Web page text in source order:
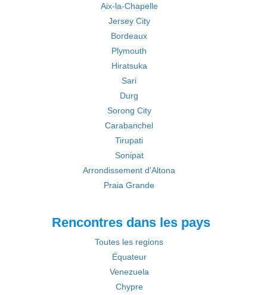
Aix-la-Chapelle
Jersey City
Bordeaux
Plymouth
Hiratsuka
Sari
Durg
Sorong City
Carabanchel
Tirupati
Sonipat
Arrondissement d'Altona
Praia Grande
Rencontres dans les pays
Toutes les regions
Équateur
Venezuela
Chypre